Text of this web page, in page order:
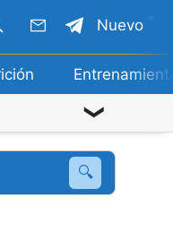
Nuevo
🔍